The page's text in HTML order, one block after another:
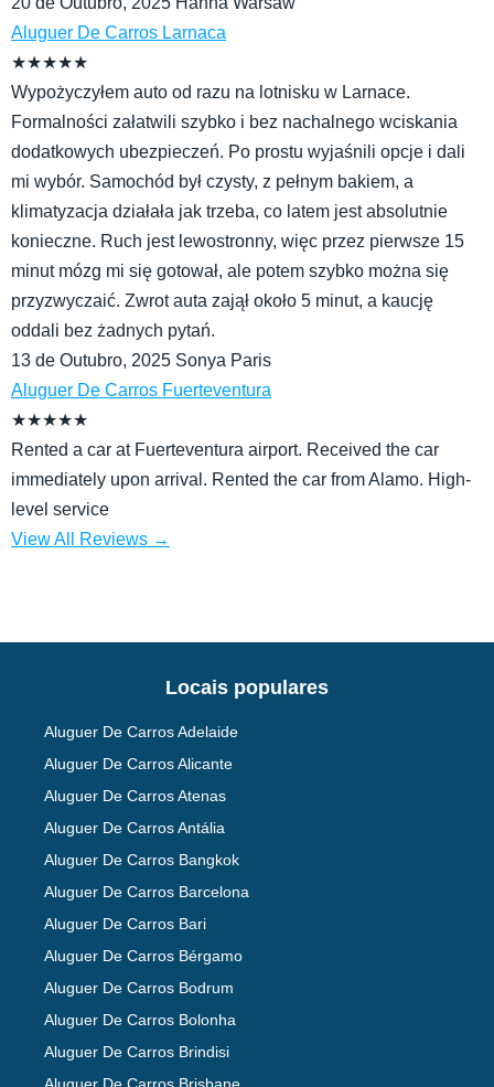
Aluguer De Carros Larnaca
★★★★★
Wypożyczyłem auto od razu na lotnisku w Larnace.
Formalności załatwili szybko i bez nachalnego wciskania
dodatkowych ubezpieczeń. Po prostu wyjaśnili opcje i dali
mi wybór. Samochód był czysty, z pełnym bakiem, a
klimatyzacja działała jak trzeba, co latem jest absolutnie
konieczne. Ruch jest lewostronny, więc przez pierwsze 15
minut mózg mi się gotował, ale potem szybko można się
przyzwyczaić. Zwrot auta zajął około 5 minut, a kaucję
oddali bez żadnych pytań.
13 de Outubro, 2025 Sonya Paris
Aluguer De Carros Fuerteventura
★★★★★
Rented a car at Fuerteventura airport. Received the car
immediately upon arrival. Rented the car from Alamo. High-
level service
View All Reviews →
Locais populares
Aluguer De Carros Adelaide
Aluguer De Carros Alicante
Aluguer De Carros Atenas
Aluguer De Carros Antália
Aluguer De Carros Bangkok
Aluguer De Carros Barcelona
Aluguer De Carros Bari
Aluguer De Carros Bérgamo
Aluguer De Carros Bodrum
Aluguer De Carros Bolonha
Aluguer De Carros Brindisi